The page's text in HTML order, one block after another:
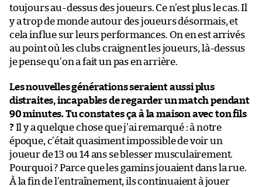
toujours au-dessus des joueurs. Ce n’est plus le cas. Il
y a trop de monde autour des joueurs désormais, et
cela influe sur leurs performances. On en est arrivés
au point où les clubs craignent les joueurs, là-dessus
je pense qu’on a fait un pas en arrière.
Les nouvelles générations seraient aussi plus
distraites, incapables de regarder un match pendant
90 minutes. Tu constates ça à la maison avec ton fils
? Il y a quelque chose que j’ai remarqué : à notre
époque, c’était quasiment impossible de voir un
joueur de 13 ou 14 ans se blesser musculairement.
Pourquoi ? Parce que les gamins jouaient dans la rue.
À la fin de l’entraînement, ils continuaient à jouer